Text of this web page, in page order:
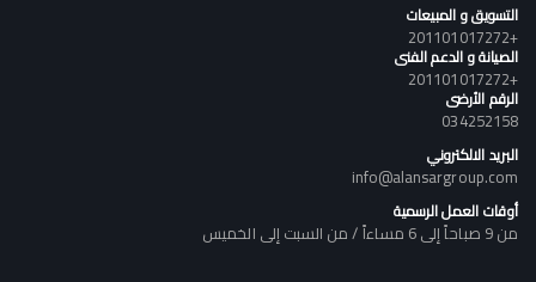
التسويق و المبيعات
+201101017272
الصيانة و الدعم الفنى
+201101017272
الرقم الأرضى
034252158
البريد الالكتروني
info@alansargroup.com
أوقات العمل الرسمية
من 9 صباحاً إلى 6 مساءاً / من السبت إلى الخميس